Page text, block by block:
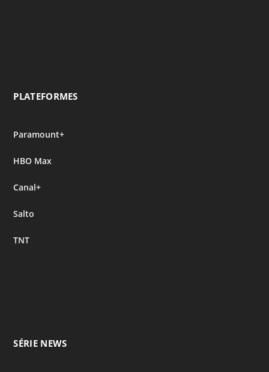
PLATEFORMES
Paramount+
HBO Max
Canal+
Salto
TNT
SÉRIE NEWS